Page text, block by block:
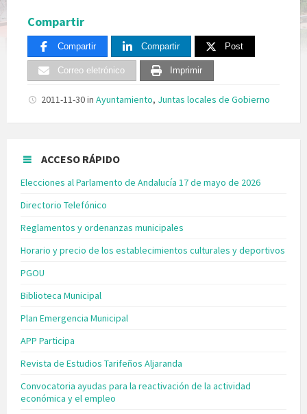
Compartir
Compartir Compartir Post
Correo eletrónico Imprimir
2011-11-30in Ayuntamiento, Juntas locales de Gobierno
ACCESO RÁPIDO
Elecciones al Parlamento de Andalucía 17 de mayo de 2026
Directorio Telefónico
Reglamentos y ordenanzas municipales
Horario y precio de los establecimientos culturales y deportivos
PGOU
Biblioteca Municipal
Plan Emergencia Municipal
APP Participa
Revista de Estudios Tarifeños Aljaranda
Convocatoria ayudas para la reactivación de la actividad
económica y el empleo